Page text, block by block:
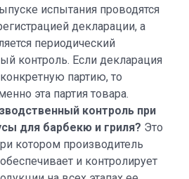
испытания проводятся
декларации, а
периодический
контроль. Если декларация
партию, то
эта партия товара.
контроль при
для барбекю и гриля? Это
котором производитель
и контролирует